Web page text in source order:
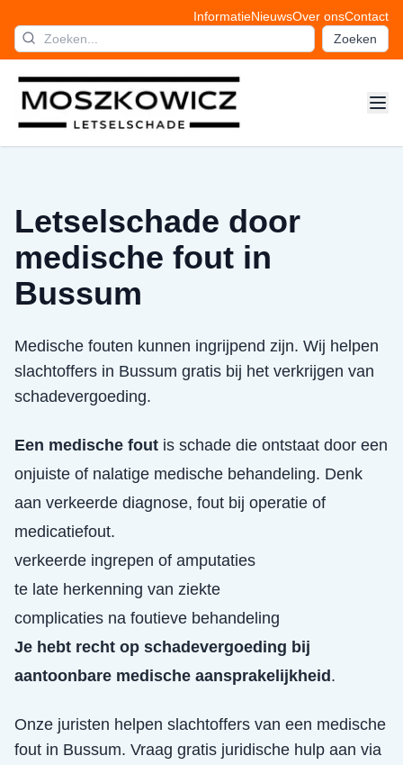
InformatieNieuwsOver onsContact
Zoeken
Letselschade door
medische fout in
Bussum
Medische fouten kunnen ingrijpend zijn. Wij helpen
slachtoffers in Bussum gratis bij het verkrijgen van
schadevergoeding.
Een medische fout is schade die ontstaat door een
onjuiste of nalatige medische behandeling. Denk
aan verkeerde diagnose, fout bij operatie of
medicatiefout.
verkeerde ingrepen of amputaties
te late herkenning van ziekte
complicaties na foutieve behandeling
Je hebt recht op schadevergoeding bij
aantoonbare medische aansprakelijkheid .
Onze juristen helpen slachtoffers van een medische
fout in Bussum. Vraag gratis juridische hulp aan via